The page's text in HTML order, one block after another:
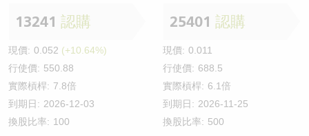
13241 認購
現價: 0.052 (+10.64%)
行使價: 550.88
實際槓桿: 7.8倍
到期日: 2026-12-03
換股比率: 100
25401 認購
現價: 0.011
行使價: 688.5
實際槓桿: 6.1倍
到期日: 2026-11-25
換股比率: 500